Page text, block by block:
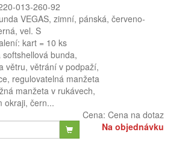
013-260-92
VEGAS, zimní, pánská, červeno-
vel. S
kart = 10 ks
bunda,
větru, větrání v podpaží,
regulovatelná manžeta
manžeta v rukávech,
okraji, čern...
Cena: Cena na dotaz
Na objednávku